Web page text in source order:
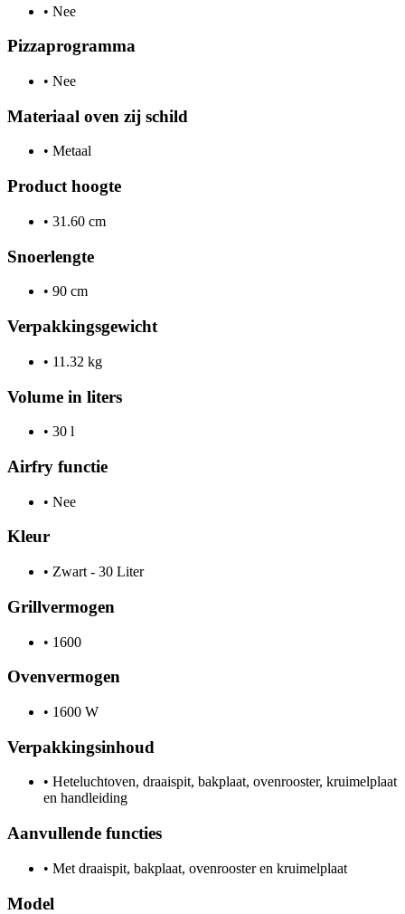
• Nee
Pizzaprogramma
• Nee
Materiaal oven zij schild
• Metaal
Product hoogte
• 31.60 cm
Snoerlengte
• 90 cm
Verpakkingsgewicht
• 11.32 kg
Volume in liters
• 30 l
Airfry functie
• Nee
Kleur
• Zwart - 30 Liter
Grillvermogen
• 1600
Ovenvermogen
• 1600 W
Verpakkingsinhoud
• Heteluchtoven, draaispit, bakplaat, ovenrooster, kruimelplaat
en handleiding
Aanvullende functies
• Met draaispit, bakplaat, ovenrooster en kruimelplaat
Model